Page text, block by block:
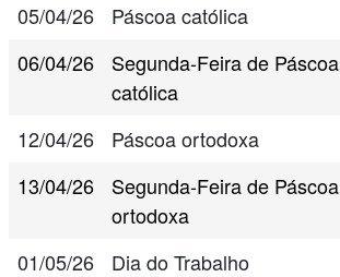
05/04/26 Páscoa católica
06/04/26
Segunda-Feira de Páscoa
católica
12/04/26 Páscoa ortodoxa
13/04/26
Segunda-Feira de Páscoa
ortodoxa
01/05/26 Dia do Trabalho